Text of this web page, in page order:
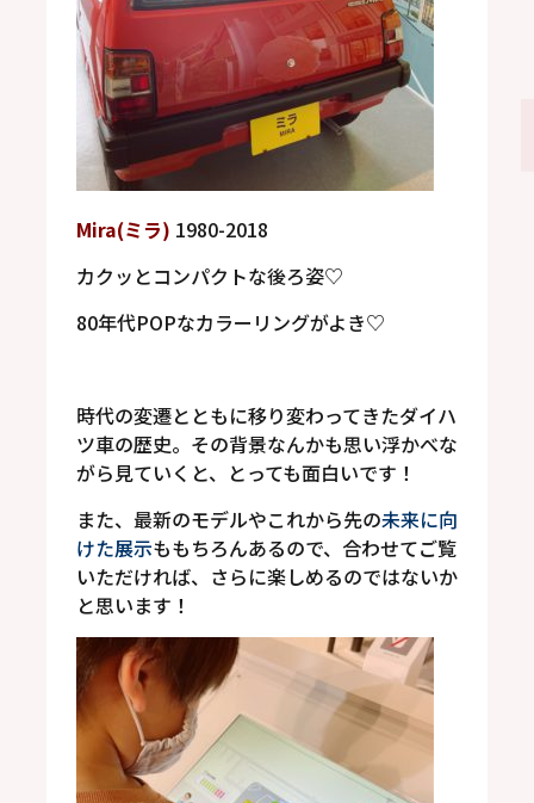
Mira(ミラ) 1980-2018
カクッとコンパクトな後ろ姿♡
80年代POPなカラーリングがよき♡
時代の変遷とともに移り変わってきたダイハ
ツ車の歴史。その背景なんかも思い浮かべな
がら見ていくと、とっても面白いです！
また、最新のモデルやこれから先の未来に向
けた展示ももちろんあるので、合わせてご覧
いただければ、さらに楽しめるのではないか
と思います！